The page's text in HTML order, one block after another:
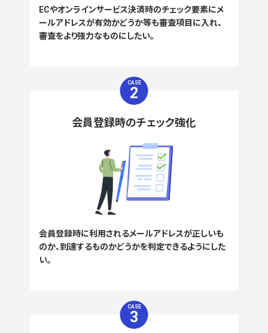
ECやオンラインサービス決済時のチェック要素にメ
ールアドレスが有効かどうか等も審査項目に入れ、
審査をより強力なものにしたい。
CASE
2
会員登録時のチェック強化
会員登録時に利用されるメールアドレスが正しいも
のか、到達するものかどうかを判定できるようにした
い。
CASE
3